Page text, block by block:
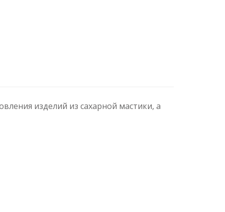
изделий из сахарной мастики, а